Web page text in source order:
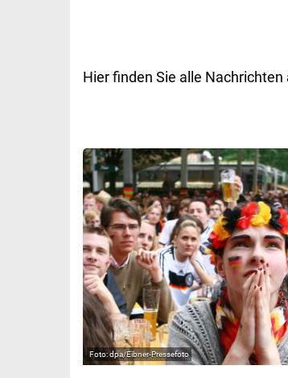
Hier finden Sie alle
dpa/Eibner-Pressefoto